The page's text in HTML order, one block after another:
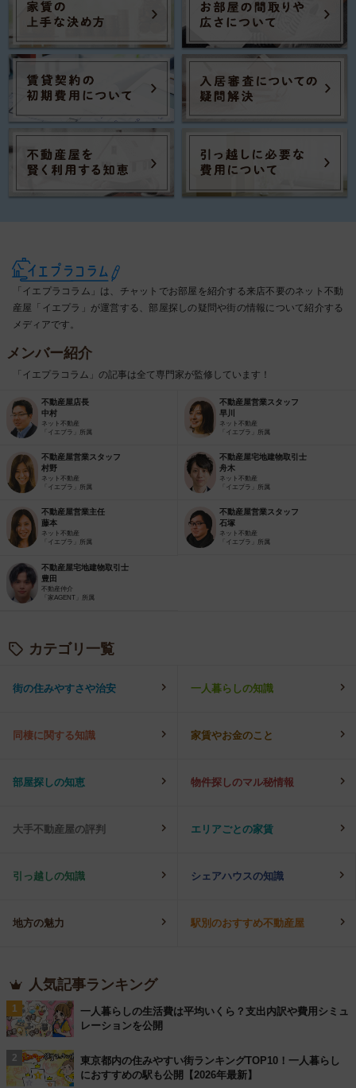
「イエプラコラム」は、チャットでお部屋を紹介する来店不要のネット不動
産屋「イエプラ」が運営する、部屋探しの疑問や街の情報について紹介する
メディアです。
メンバー紹介
「イエプラコラム」の記事は全て専門家が監修しています！
不動産屋店長
中村
ネット不動産
「イエプラ」所属
不動産屋営業スタッフ
早川
ネット不動産
「イエプラ」所属
不動産屋営業スタッフ
村野
ネット不動産
「イエプラ」所属
不動産屋宅地建物取引士
舟木
ネット不動産
「イエプラ」所属
不動産屋営業主任
藤本
ネット不動産
「イエプラ」所属
不動産屋営業スタッフ
石塚
ネット不動産
「イエプラ」所属
不動産屋宅地建物取引士
豊田
不動産仲介
「家AGENT」所属
カテゴリ一覧
街の住みやすさや治安 一人暮らしの知識
同棲に関する知識 家賃やお金のこと
部屋探しの知恵 物件探しのマル秘情報
大手不動産屋の評判 エリアごとの家賃
引っ越しの知識 シェアハウスの知識
地方の魅力 駅別のおすすめ不動産屋
人気記事ランキング
1
一人暮らしの生活費は平均いくら？支出内訳や費用シミュ
レーションを公開
2
東京都内の住みやすい街ランキングTOP10！一人暮らし
におすすめの駅も公開【2026年最新】